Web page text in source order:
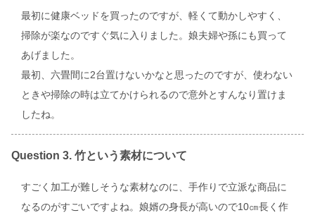
最初に健康ベッドを買ったのですが、軽くて動かしやすく、
掃除が楽なのですぐ気に入りました。娘夫婦や孫にも買って
あげました。
最初、六畳間に2台置けないかなと思ったのですが、使わない
ときや掃除の時は立てかけられるので意外とすんなり置けま
したね。
Question 3. 竹という素材について
すごく加工が難しそうな素材なのに、手作りで立派な商品に
なるのがすごいですよね。娘婿の身長が高いので10㎝長く作